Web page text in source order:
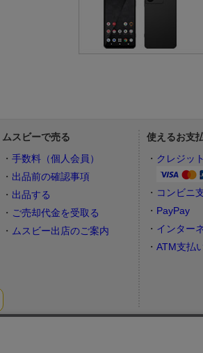
ムスビーで売る
手数料（個人会員）
出品前の確認事項
出品する
ご売却代金を受取る
ムスビー出店のご案内
使えるお支
クレジッ
コンビニ
PayPay
インター
ATM支払